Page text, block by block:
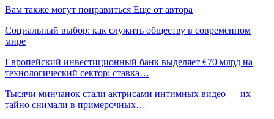
Вам также могут понравиться Еще от автора
Социальный выбор: как служить обществу в современном
мире
Европейский инвестиционный банк выделяет €70 млрд на
технологический сектор: ставка…
Тысячи минчанок стали актрисами интимных видео — их
тайно снимали в примерочных…